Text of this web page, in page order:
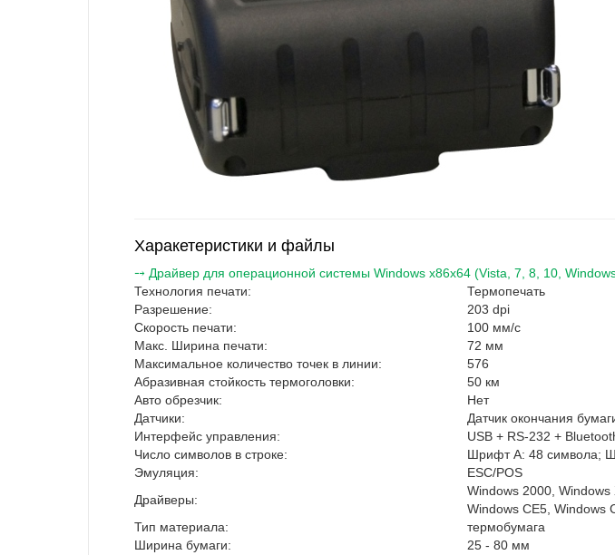
Харакетеристики и файлы
⤍ Драйвер для операционной системы Windows x86x64 (Vista, 7, 8, 10,
Технология печати:
Термопечать
Разрешение:
203 dpi
Скорость печати:
100 мм/с
Макс. Ширина печати:
72 мм
Максимальное количество точек в линии:
576
Абразивная стойкость термоголовки:
50 км
Авто обрезчик:
Нет
Датчики:
Датчик окончания
Интерфейс управления:
USB + RS-232 +
Число символов в строке:
Шрифт A: 48 символа;
Эмуляция:
ESC/POS
Драйверы:
Windows 2000, Windows
Windows CE5, Windows
Тип материала:
термобумага
Ширина бумаги:
25 - 80 мм